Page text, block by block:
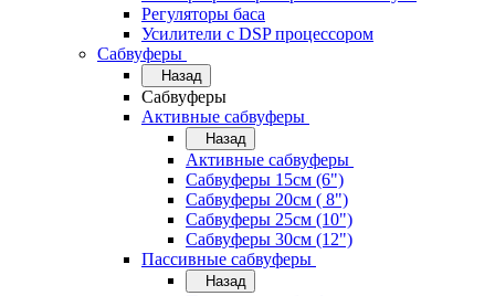
Регуляторы баса
Усилители с DSP процессором
Сабвуферы
Назад
Сабвуферы
Активные сабвуферы
Назад
Активные сабвуферы
Сабвуферы 15см (6")
Сабвуферы 20см ( 8")
Сабвуферы 25см (10")
Сабвуферы 30см (12")
Пассивные сабвуферы
Назад